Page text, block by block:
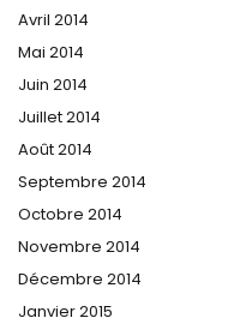
Avril 2014
Mai 2014
Juin 2014
Juillet 2014
Août 2014
Septembre 2014
Octobre 2014
Novembre 2014
Décembre 2014
Janvier 2015